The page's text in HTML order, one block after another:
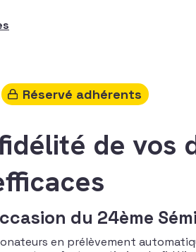
Réservé adhérents
de vos
du 24ème
en prélèvement